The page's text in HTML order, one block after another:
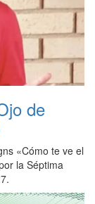
de
«Cómo te ve el
la Séptima